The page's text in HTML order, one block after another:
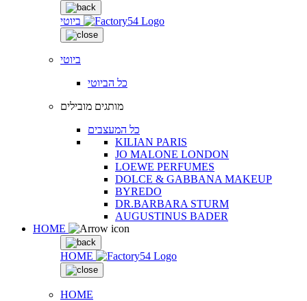
ביוטי
ביוטי
כל הביוטי
מותגים מובילים
כל המעצבים
KILIAN PARIS
JO MALONE LONDON
LOEWE PERFUMES
DOLCE & GABBANA MAKEUP
BYREDO
DR.BARBARA STURM
AUGUSTINUS BADER
HOME
HOME
HOME